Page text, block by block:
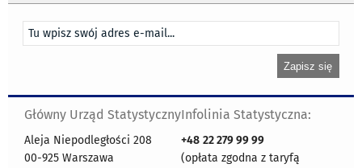
Główny Urząd Statystyczny
Aleja Niepodległości 208
00-925 Warszawa
Infolinia Statystyczna:
+48 22 279 99 99
(opłata zgodna z taryfą